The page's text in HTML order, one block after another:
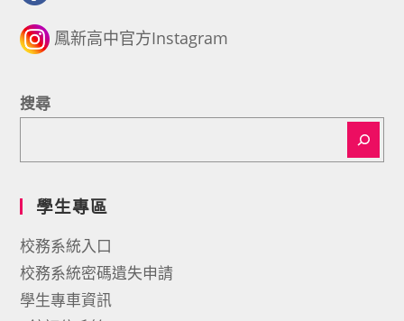
鳳新高中官方Instagram
搜尋
學生專區
校務系統入口
校務系統密碼遺失申請
學生專車資訊